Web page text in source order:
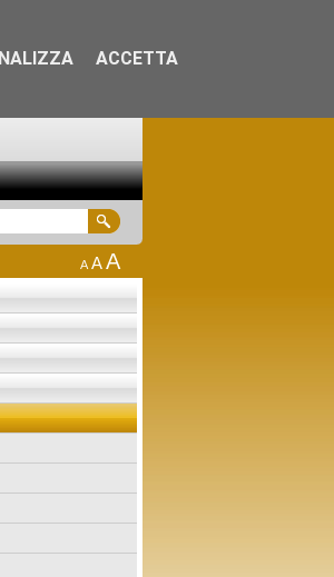
A A A
ACCETTA